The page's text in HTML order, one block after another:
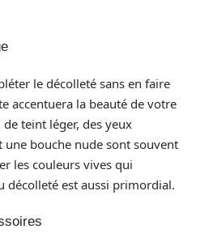
le décolleté sans en faire
accentuera la beauté de votre
teint léger, des yeux
une bouche nude sont souvent
les couleurs vives qui
décolleté est aussi primordial.